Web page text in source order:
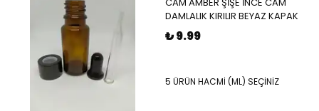
DAMLALIK KIRILIR BEYAZ KAPAK
₺ 9.99
5 ÜRÜN HACMİ (ML) SEÇİNİZ